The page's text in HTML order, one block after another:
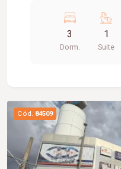
3
Dorm.
1
Suite
Cód. 84509